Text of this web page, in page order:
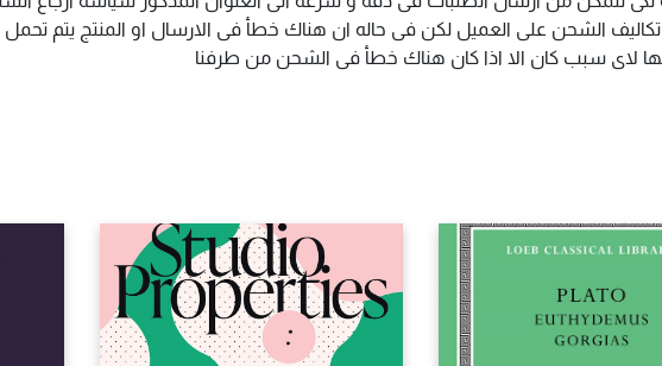
الشحن على العميل لكن فى حاله ان هناك خطأ فى الارسال او المنتج يتم تحمل
لاى سبب كان الا اذا كان هناك خطأ فى الشحن من طرفنا